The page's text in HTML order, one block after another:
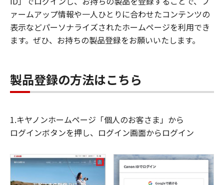
ァームアップ情報や一人ひとりに合わせたコンテンツの
表示などパーソナライズされたホームページを利用でき
ます。ぜひ、お持ちの製品登録をお願いいたします。
製品登録の方法はこちら
1.キヤノンホームページ「個人のお客さま」から
ログインボタンを押し、ログイン画面からログイン